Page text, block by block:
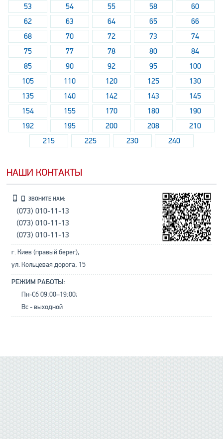
53 54 55 58
60
62
63 64 65
66
68
70 72 73
74
75
77 78 80
84
85
90 92 95
100
105
110 120 125
130
135
140 142 143
145
154
155 170 180
190
192
195 200 208
210
215
225 230 240
НАШИ КОНТАКТЫ
ЗВОНИТЕ НАМ:
(073) 010-11-13
(073) 010-11-13
(073) 010-11-13
г. Киев (правый берег),
ул. Кольцевая дорога, 15
РЕЖИМ РАБОТЫ:
Пн-Сб 09:00–19:00;
Вс - выходной